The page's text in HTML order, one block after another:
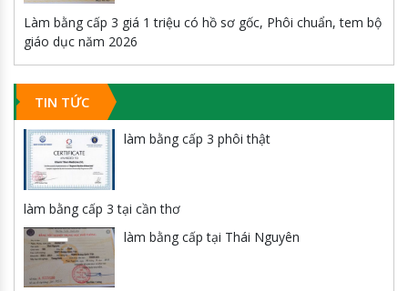
Làm bằng cấp 3 giá 1 triệu có hồ sơ gốc, Phôi chuẩn, tem bộ
giáo dục năm 2026
TIN TỨC
làm bằng cấp 3 phôi thật
làm bằng cấp 3 tại cần thơ
làm bằng cấp tại Thái Nguyên